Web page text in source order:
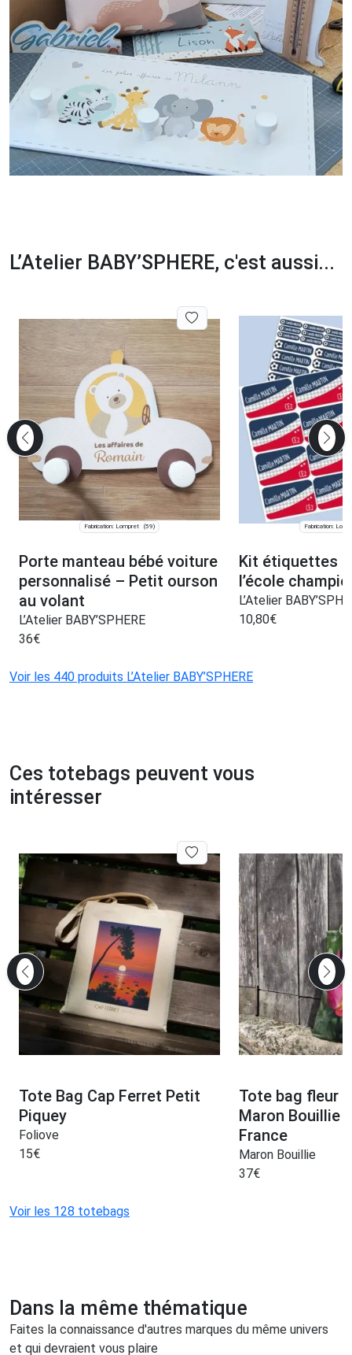
L’Atelier BABY’SPHERE, c'est aussi...
Fabrication: Lompret (59)
Porte manteau bébé voiture
personnalisé – Petit ourson
au volant
L’Atelier BABY’SPHERE
36€
Fabrication:
Kit étiquettes
l’école
L’Atelier
10,80€
Voir les 440 produits L’Atelier BABY’SPHERE
Ces totebags peuvent vous
intéresser
Tote Bag Cap Ferret Petit
Piquey
Foliove
15€
Tote bag fleur
Maron Bouillie
France
Maron Bouillie
37€
Voir les 128 totebags
Dans la même thématique
Faites la connaissance d'autres marques du même univers
et qui devraient vous plaire